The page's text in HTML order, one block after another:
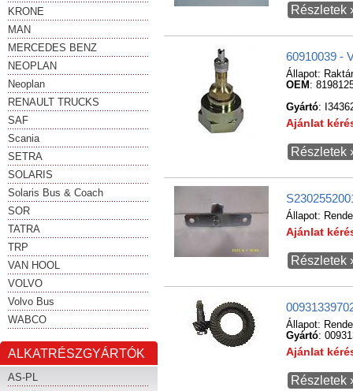
KRONE
MAN
MERCEDES BENZ
NEOPLAN
Neoplan
RENAULT TRUCKS
SAF
Scania
SETRA
SOLARIS
Solaris Bus & Coach
SOR
TATRA
TRP
VAN HOOL
VOLVO
Volvo Bus
WABCO
ALKATRÉSZGYÁRTÓK
AS-PL
Részletek
60910039 -
Állapot:
OEM :
Gyártó:
Ajánlat
Részletek
Állapot:
Ajánlat
Részletek
Állapot:
Gyártó:
Ajánlat
Részletek